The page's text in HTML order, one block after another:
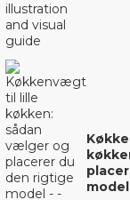
model